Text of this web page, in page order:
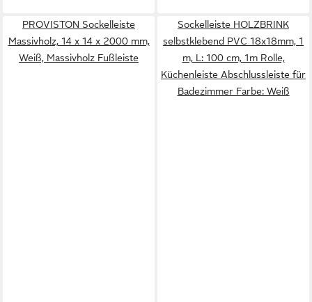
PROVISTON Sockelleiste
Massivholz, 14 x 14 x 2000 mm,
Weiß, Massivholz Fußleiste
Sockelleiste HOLZBRINK
selbstklebend PVC 18x18mm, 1
m, L: 100 cm, 1m Rolle,
Küchenleiste Abschlussleiste für
Badezimmer Farbe: Weiß